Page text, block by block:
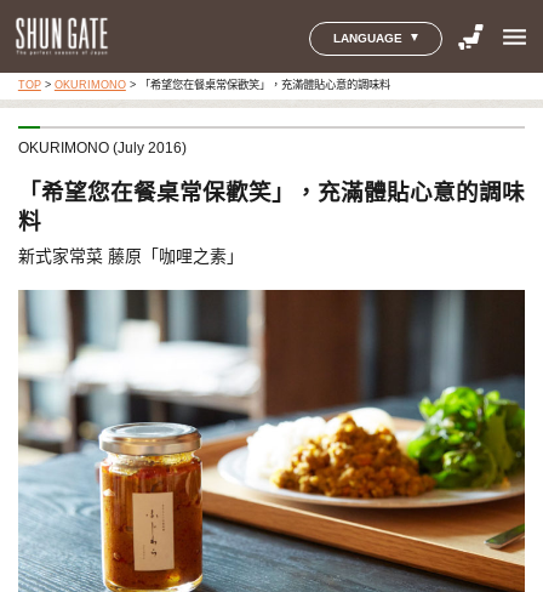
LANGUAGE menu
TOP> OKURIMONO> 「希望您在餐桌常保歡笑」，充滿體貼心意的調味料
OKURIMONO (July 2016)
「希望您在餐桌常保歡笑」，充滿體貼心意的調味
料
新式家常菜 藤原「咖哩之素」